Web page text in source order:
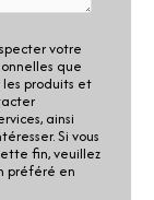
votre
que
produits et
ainsi
Si vous
fin, veuillez
préféré en